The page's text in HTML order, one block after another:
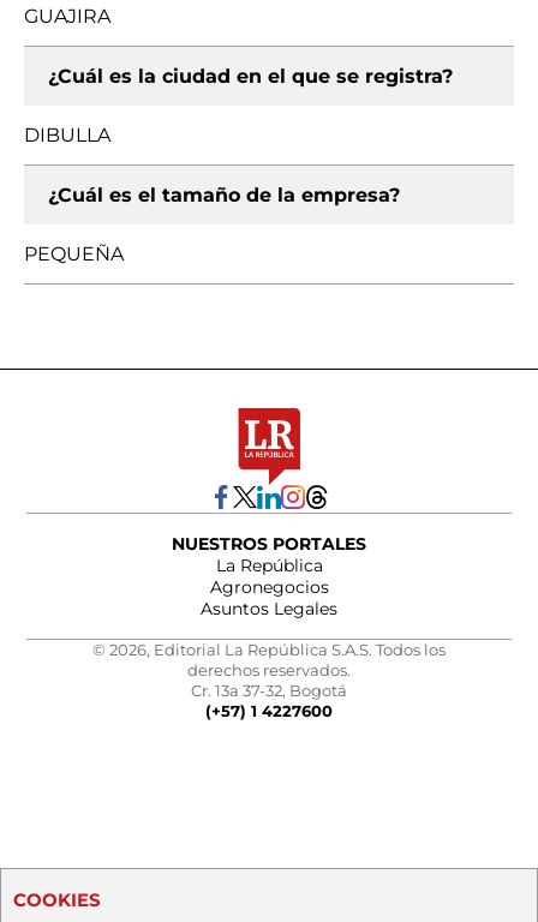
GUAJIRA
¿Cuál es la ciudad en el que se registra?
DIBULLA
¿Cuál es el tamaño de la empresa?
PEQUEÑA
NUESTROS PORTALES
La República
Agronegocios
Asuntos Legales
© 2026, Editorial La República S.A.S. Todos los
derechos reservados.
Cr. 13a 37-32, Bogotá
(+57) 1 4227600
COOKIES